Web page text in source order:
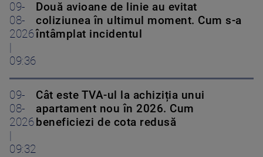
09-
08-
2026
09:36
Două avioane de linie au evitat
coliziunea în ultimul moment. Cum s-a
întâmplat incidentul
09-
08-
2026
09:32
Cât este TVA-ul la achiziția unui
apartament nou în 2026. Cum
beneficiezi de cota redusă